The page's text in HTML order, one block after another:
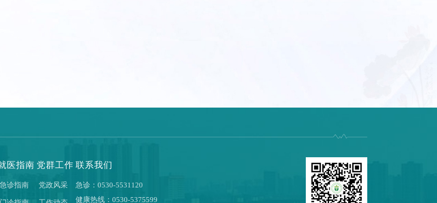
医指南
急诊指南
党群工作
党政风采
联系我们
急诊：0530-5531120
健康热线：0530-5375599